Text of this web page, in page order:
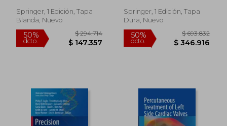
50%
dcto.
50%
dcto.
Springer, 1 Edición, Tapa
Blanda, Nuevo
Rachid F.
Springer, 1 Edición, Tapa
Dura, Nuevo